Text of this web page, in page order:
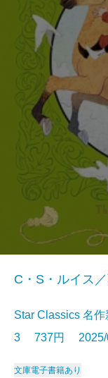
C・S・ルイス
Star Classics 名
3 737円 2025/
文庫電子書籍あり